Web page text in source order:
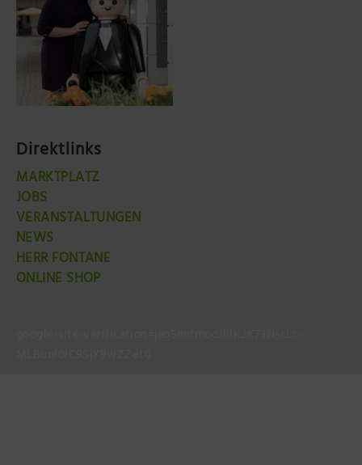
Direktlinks
MARKTPLATZ
JOBS
VERANSTALTUNGEN
NEWS
HERR FONTANE
ONLINE SHOP